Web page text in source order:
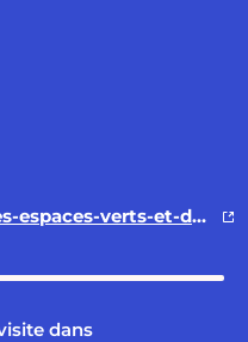
/company/direction-des-espaces-verts-et-de-l-environnement-ville-de-paris/
dans